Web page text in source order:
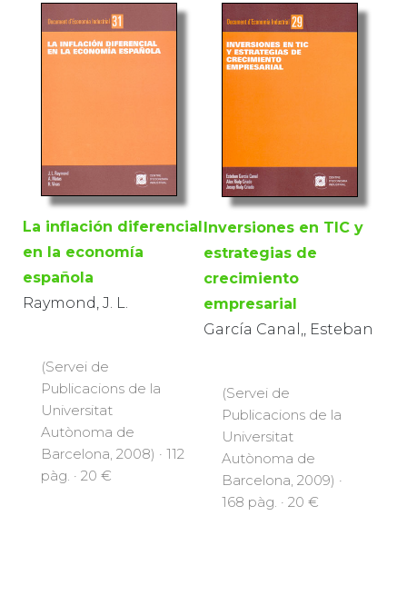
La inflación diferencial
en la economía
española
Raymond, J. L.
(Servei de
Publicacions de la
Universitat
Autònoma de
Barcelona, 2008) · 112
pàg. · 20 €
Inversiones en TIC y
estrategias de
crecimiento
empresarial
García Canal,, Esteban
(Servei de
Publicacions de la
Universitat
Autònoma de
Barcelona, 2009) ·
168 pàg. · 20 €